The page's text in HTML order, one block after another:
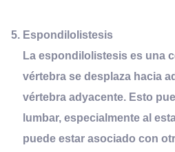
Espondilolistesis
La espondilolistesis es una
vértebra se desplaza hacia
vértebra adyacente. Esto
lumbar, especialmente al
puede estar asociado con